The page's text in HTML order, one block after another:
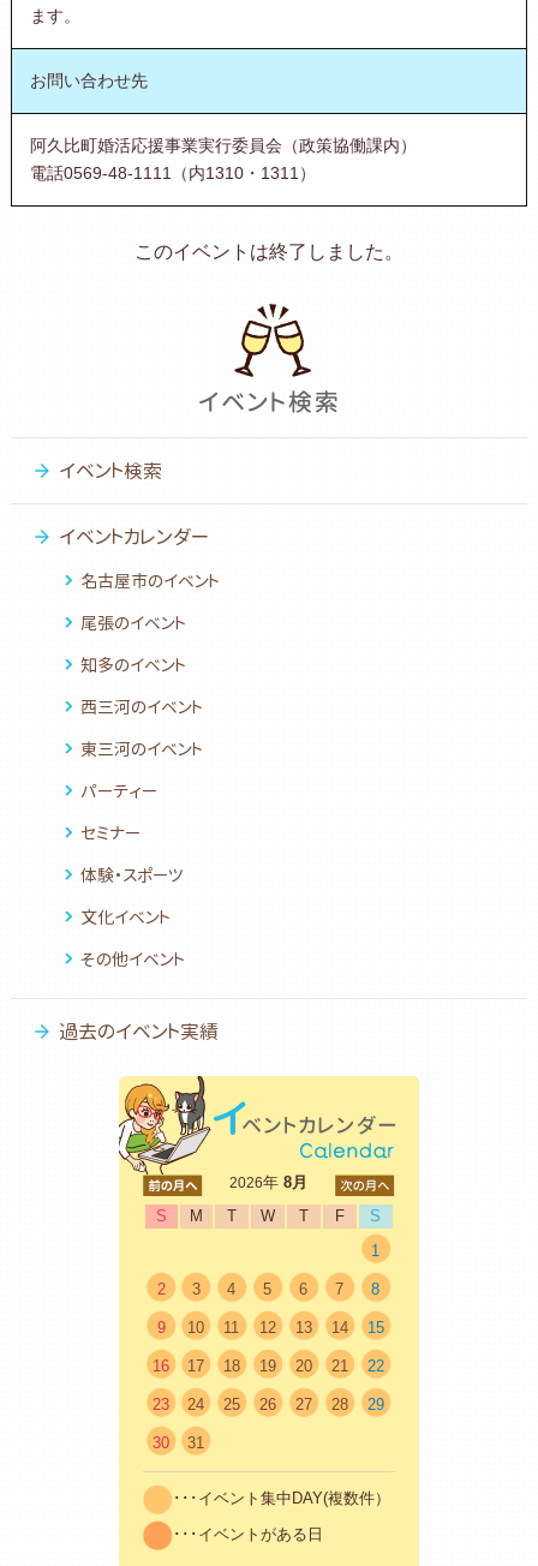
ます。
お問い合わせ先
阿久比町婚活応援事業実行委員会（政策協働課内）
電話0569-48-1111（内1310・1311）
このイベントは終了しました。
イベント検索
イベントカレンダー
名古屋市のイベント
尾張のイベント
知多のイベント
西三河のイベント
東三河のイベント
パーティー
セミナー
体験・スポーツ
文化イベント
その他イベント
過去のイベント実績
2026年8月
S
M T W T F
S
1
2 3 4 5 6 7 8
9 10 11 12 13 14 15
16 17 18 19 20 21 22
23 24 25 26 27 28 29
30 31
･･･イベント集中DAY(複数件）
･･･イベントがある日